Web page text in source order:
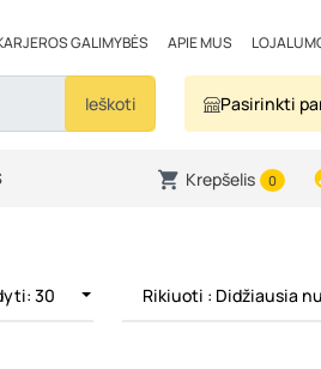
GALIMYBĖS APIE MUS
Ieškoti Pasirinkti
Krepšelis 0
30 Rikiuoti : Didžiausia